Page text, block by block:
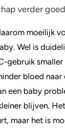
verder
moeilijk
Wel is
gebruik
bloed naar
een baby
blijven.
maar het is